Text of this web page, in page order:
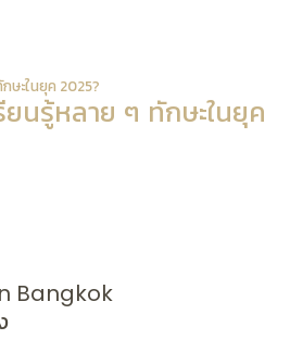
ษะในยุค 2025?
ยนรู้หลาย ๆ ทักษะในยุค
Bangkok